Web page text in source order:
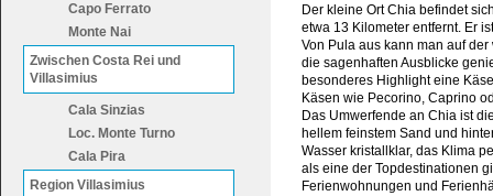
Capo Ferrato
Monte Nai
Zwischen Costa Rei und
Villasimius
Cala Sinzias
Loc. Monte Turno
Cala Pira
Region Villasimius
Der kleine Ort Chia befindet
etwa 13 Kilometer entfernt. Er
Von Pula aus kann man auf
die sagenhaften Ausblicke
besonderes Highlight eine
Käsen wie Pecorino, Caprino
Das Umwerfende an Chia ist
hellem feinstem Sand und
Wasser kristallklar, das Klima
als eine der Topdestinationen
Ferienwohnungen und